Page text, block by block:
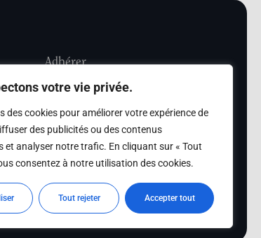
votre vie privée.
des cookies pour améliorer votre expérience de
des publicités ou des contenus
et analyser notre trafic. En cliquant sur « Tout
consentez à notre utilisation des cookies.
Tout rejeter Accepter tout
Amis
Adhérer
Adhésion